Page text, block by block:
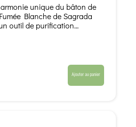
unique du bâton de
Blanche de Sagrada
outil de purification...
Ajouter au panier